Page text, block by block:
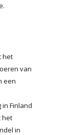
het
van
een
Finland
het
in